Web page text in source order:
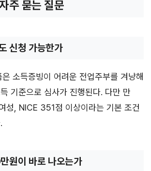
주 묻는 질문
신청 가능한가
소득증빙이 어려운 전업주부를 겨냥해
기준으로 심사가 진행된다. 다만 만
성, NICE 351점 이상이라는 기본 조건
원이 바로 나오는가